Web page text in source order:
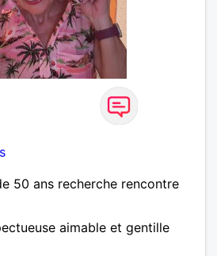
50 ans recherche rencontre
aimable et gentille